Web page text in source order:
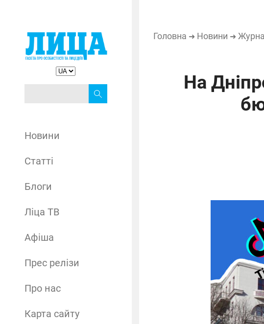
Новини
Статті
Блоги
Ліца ТВ
Афіша
Прес релізи
Про нас
Карта сайту
Головна ➜ Новини ➜
На